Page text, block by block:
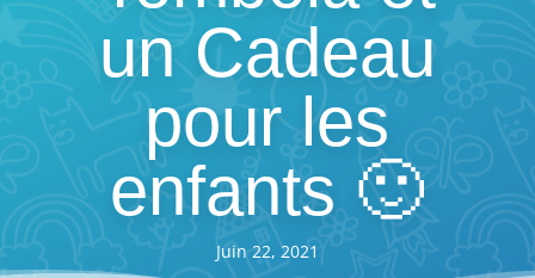
un Cadeau
pour les
enfants 🙂
Juin 22, 2021